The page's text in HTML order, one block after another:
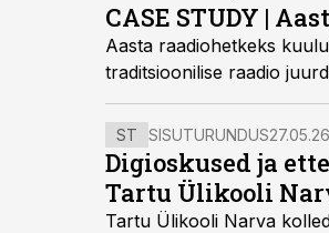
CASE STUDY |
Aasta raadiohetkeks
traditsioonilise raadio
ST SISUTURUNDUS
Digioskused ja
Tartu Ülikooli
Tartu Ülikooli Narva